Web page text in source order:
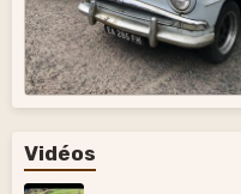
Vidéos